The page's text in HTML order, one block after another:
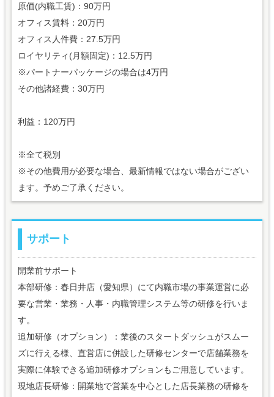
原価(内職工賃)：90万円
オフィス賃料：20万円
オフィス人件費：27.5万円
ロイヤリティ(月額固定)：12.5万円
※パートナーパッケージの場合は4万円
その他諸経費：30万円
利益：120万円
※全て税別
※その他費用が必要な場合、最新情報ではない場合がござい
ます。予めご了承ください。
サポート
開業前サポート
本部研修：春日井店（愛知県）にて内職市場の事業運営に必
要な営業・業務・人事・内職管理システム等の研修を行いま
す。
追加研修（オプション）：業後のスタートダッシュがスムー
ズに行える様、直営店に併設した研修センターで店舗業務を
実際に体験できる追加研修オプションもご用意しています。
現地店長研修：開業地で営業を中心とした店長業務の研修を